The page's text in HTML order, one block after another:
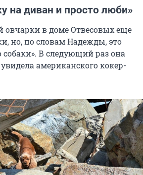
на диван и просто люби»
овчарки в доме Отвесовых еще
но, по словам Надежды, это
В следующий раз она
увидела американского кокер-